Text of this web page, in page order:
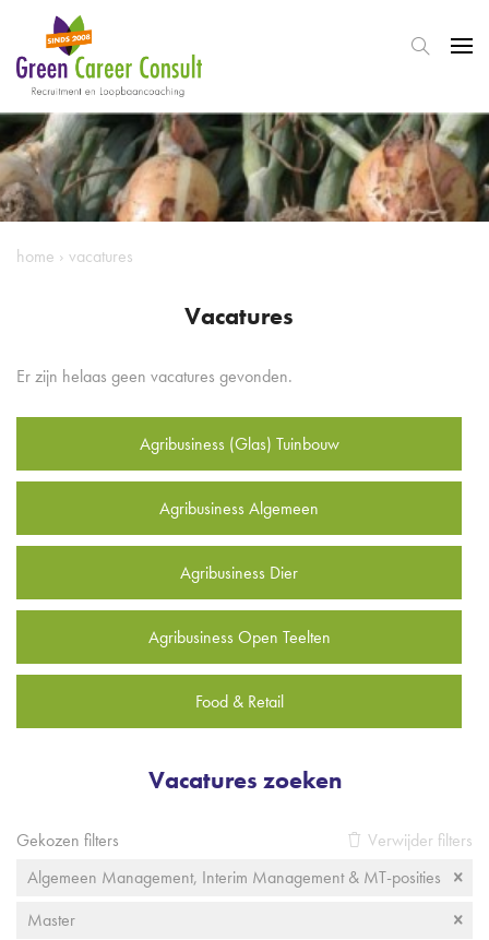
home › vacatures
Vacatures
Er zijn helaas geen vacatures gevonden.
Agribusiness (Glas) Tuinbouw
Agribusiness Algemeen
Agribusiness Dier
Agribusiness Open Teelten
Food & Retail
Vacatures zoeken
Gekozen filters
Verwijder filters
Algemeen Management, Interim Management & MT-posities
Master